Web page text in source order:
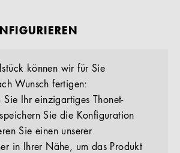
können wir für Sie
Wunsch fertigen:
Sie Ihr einzigartiges Thonet-
Sie die Konfiguration
Sie einen unserer
in Ihrer Nähe, um das Produkt